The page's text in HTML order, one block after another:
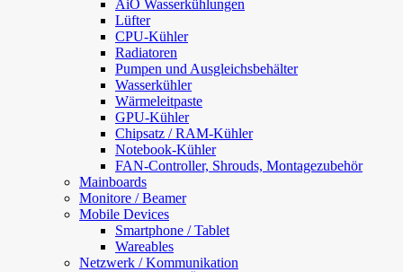
AiO Wasserkühlungen
Lüfter
CPU-Kühler
Radiatoren
Pumpen und Ausgleichsbehälter
Wasserkühler
Wärmeleitpaste
GPU-Kühler
Chipsatz / RAM-Kühler
Notebook-Kühler
FAN-Controller, Shrouds, Montagezubehör
Mainboards
Monitore / Beamer
Mobile Devices
Smartphone / Tablet
Wareables
Netzwerk / Kommunikation